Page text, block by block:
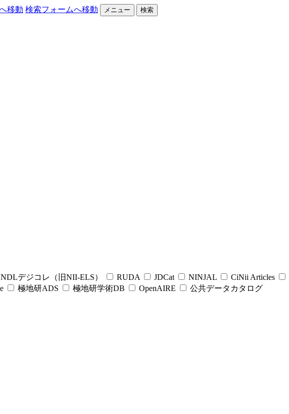
移動 検索フォームへ移動 メニュー 検索
NDLデジコレ（旧NII-ELS） RUDA JDCat NINJAL CiNii Articles
極地研ADS 極地研学術DB OpenAIRE 公共データカタログ